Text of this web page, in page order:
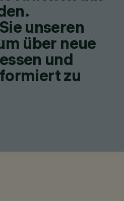
unseren
über neue
und
zu